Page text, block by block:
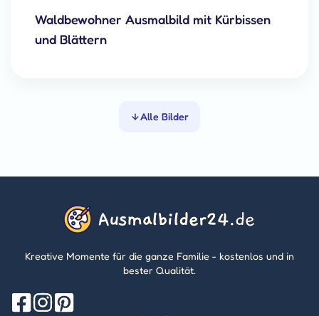
Waldbewohner Ausmalbild mit Kürbissen
und Blättern
Alle Bilder
Kreative Momente für die ganze Familie - kostenlos und in
bester Qualität.